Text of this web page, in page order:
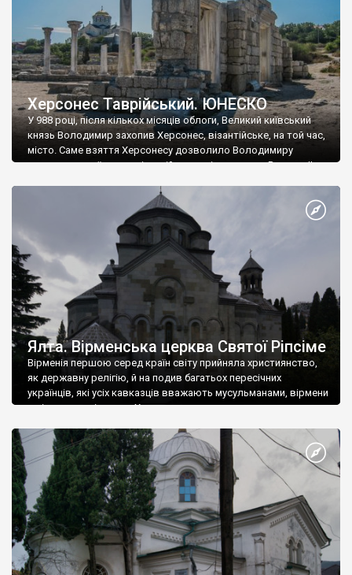
Херсонес Таврійський. ЮНЕСКО
У 988 році, після кількох місяців облоги, Великий київський
князь Володимир захопив Херсонес, візантійське, на той час,
місто. Саме взяття Херсонесу дозволило Володимиру
диктувати свої умови візантійському імператору Василю ІІ, та
Херсонесі Володимир-язичник, став Василем-християнином.
А потім було Хрещення Русі. На честь Херсонесу Таврійського
Ялта. Вірменська церква Святої Ріпсіме
Вірменія першою серед країн світу прийняла християнство,
як державну релігію, й на подив багатьох пересічних
українців, які усіх кавказців вважають мусульманами, вірмени
є відданими вірянами Христа